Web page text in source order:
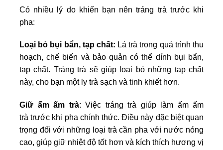
Có nhiều lý do khiến bạn nên tráng trà trước khi
pha:
Loại bỏ bụi bẩn, tạp chất: Lá trà trong quá trình thu
hoạch, chế biến và bảo quản có thể dính bụi bẩn,
tạp chất. Tráng trà sẽ giúp loại bỏ những tạp chất
này, cho bạn một ly trà sạch và tinh khiết hơn.
Giữ ấm ấm trà: Việc tráng trà giúp làm ấm ấm
trà trước khi pha chính thức. Điều này đặc biệt quan
trọng đối với những loại trà cần pha với nước nóng
cao, giúp giữ nhiệt độ tốt hơn và kích thích hương vị